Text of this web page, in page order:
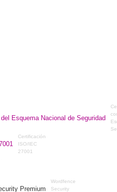
Certificación
ISO/IEC
27001
Wordfence
Security